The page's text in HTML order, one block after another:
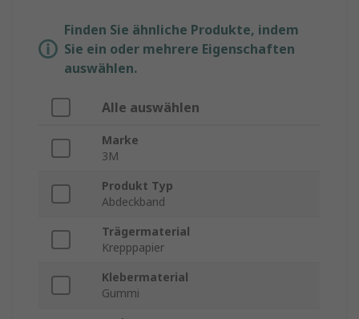
Finden Sie ähnliche Produkte, indem
Sie ein oder mehrere Eigenschaften
auswählen.
Alle auswählen
Marke
3M
Produkt Typ
Abdeckband
Trägermaterial
Krepppapier
Klebermaterial
Gummi